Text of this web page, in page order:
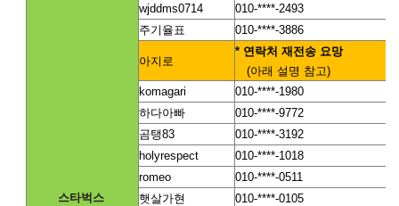
스타벅스
wjddms0714
010-****-2493
주기율표
010-****-3886
아지로
* 연락처 재전송 요망
(아래 설명 참고)
komagari
010-****-1980
하다아빠
010-****-9772
곰탱83
010-****-3192
holyrespect
010-****-1018
romeo
010-****-0511
햇살가현
010-****-0105